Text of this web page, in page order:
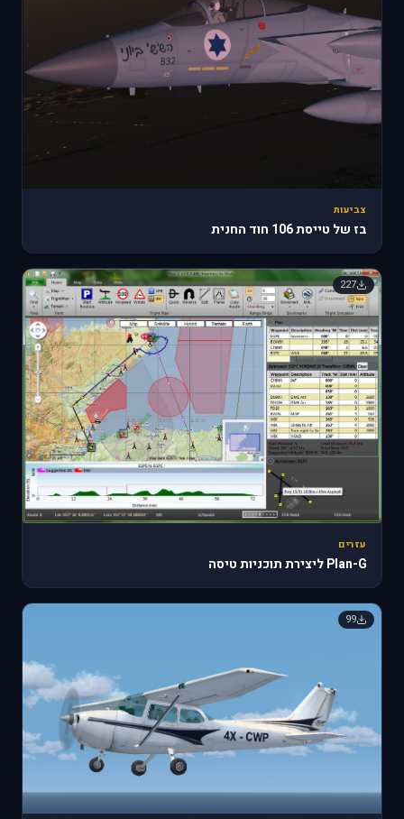
צביעות
בז של טייסת 106 חוד החנית
227
עזרים
Plan-G ליצירת תוכניות טיסה
99